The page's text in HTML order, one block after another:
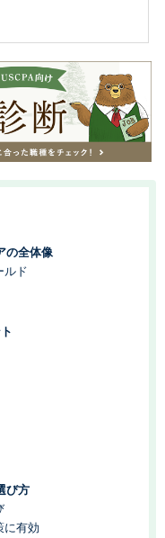
の全体像
ルド
び方
に有効